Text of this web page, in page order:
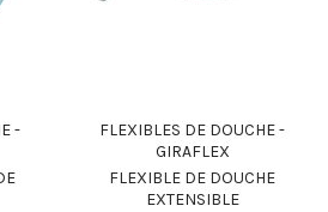
-
FLEXIBLES DE DOUCHE -
GIRAFLEX
FLEXIBLE DE DOUCHE
EXTENSIBLE